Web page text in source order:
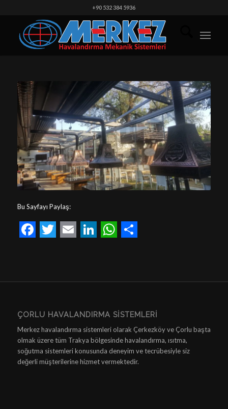
+90 532 384 5936
Bu Sayfayı Paylaş:
ÇORLU HAVALANDIRMA SISTEMLERI
Merkez havalandırma sistemleri olarak Çerkezköy ve Çorlu başta
olmak üzere tüm Trakya bölgesinde havalandırma, ısıtma,
soğutma sistemleri konusunda deneyim ve tecrübesiyle siz
değerli müşterilerine hizmet vermektedir.